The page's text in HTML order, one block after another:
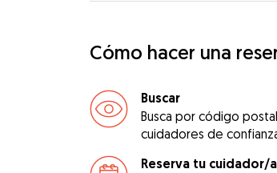
Cómo hacer una
Buscar
Busca por código
cuidadores de
Reserva tu cuidador/a